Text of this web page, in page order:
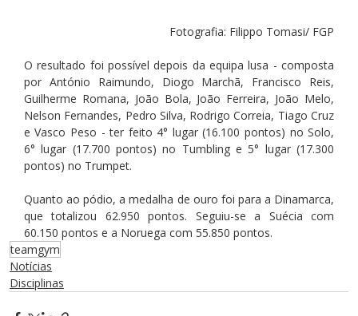
Fotografia: Filippo Tomasi/ FGP
O resultado foi possível depois da equipa lusa - composta
por António Raimundo, Diogo Marchã, Francisco Reis,
Guilherme Romana, João Bola, João Ferreira, João Melo,
Nelson Fernandes, Pedro Silva, Rodrigo Correia, Tiago Cruz
e Vasco Peso - ter feito 4° lugar (16.100 pontos) no Solo,
6° lugar (17.700 pontos) no Tumbling e 5° lugar (17.300
pontos) no Trumpet.
Quanto ao pódio, a medalha de ouro foi para a Dinamarca,
que totalizou 62.950 pontos. Seguiu-se a Suécia com
60.150 pontos e a Noruega com 55.850 pontos.
teamgym
Notícias
Disciplinas